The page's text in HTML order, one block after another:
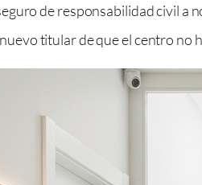
de responsabilidad civil a
titular de que el centro